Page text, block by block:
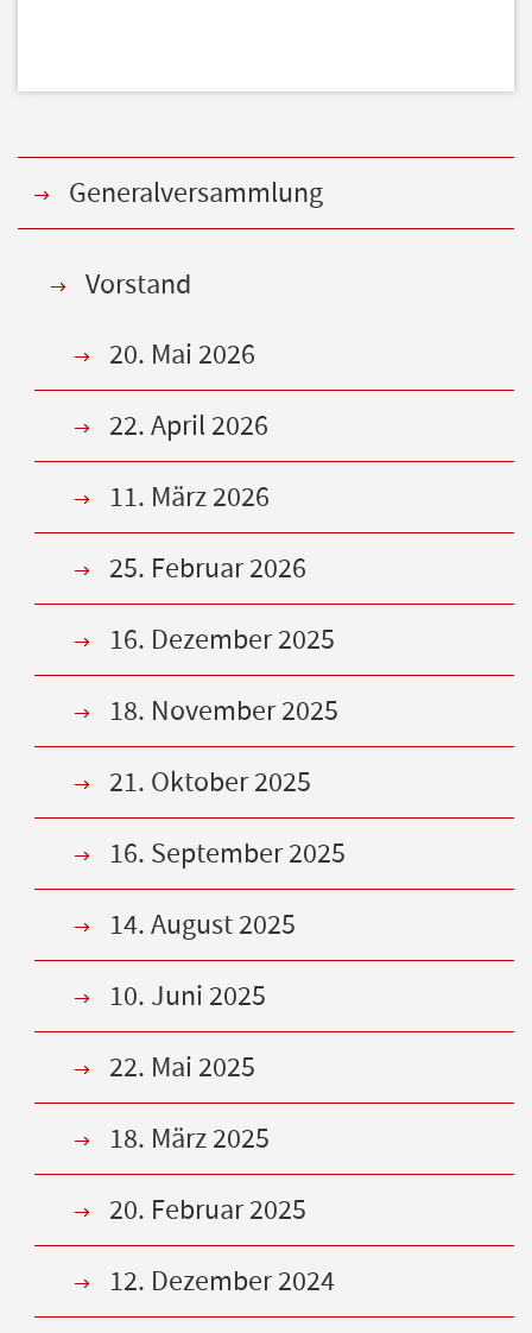
Generalversammlung
Vorstand
20. Mai 2026
22. April 2026
11. März 2026
25. Februar 2026
16. Dezember 2025
18. November 2025
21. Oktober 2025
16. September 2025
14. August 2025
10. Juni 2025
22. Mai 2025
18. März 2025
20. Februar 2025
12. Dezember 2024